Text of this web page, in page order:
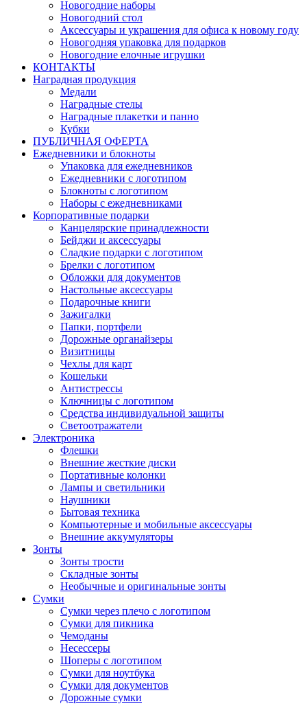
Новогодние наборы
Новогодний стол
Аксессуары и украшения для офиса к новому году
Новогодняя упаковка для подарков
Новогодние елочные игрушки
КОНТАКТЫ
Наградная продукция
Медали
Наградные стелы
Наградные плакетки и панно
Кубки
ПУБЛИЧНАЯ ОФЕРТА
Ежедневники и блокноты
Упаковка для ежедневников
Ежедневники с логотипом
Блокноты с логотипом
Наборы с ежедневниками
Корпоративные подарки
Канцелярские принадлежности
Бейджи и аксессуары
Сладкие подарки с логотипом
Брелки с логотипом
Обложки для документов
Настольные аксессуары
Подарочные книги
Зажигалки
Папки, портфели
Дорожные органайзеры
Визитницы
Чехлы для карт
Кошельки
Антистрессы
Ключницы с логотипом
Средства индивидуальной защиты
Светоотражатели
Электроника
Флешки
Внешние жесткие диски
Портативные колонки
Лампы и светильники
Наушники
Бытовая техника
Компьютерные и мобильные аксессуары
Внешние аккумуляторы
Зонты
Зонты трости
Складные зонты
Необычные и оригинальные зонты
Сумки
Сумки через плечо с логотипом
Сумки для пикника
Чемоданы
Несессеры
Шоперы с логотипом
Сумки для ноутбука
Сумки для документов
Дорожные сумки